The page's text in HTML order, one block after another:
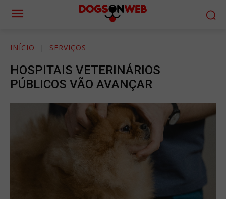
INÍCIO SERVIÇOS
HOSPITAIS VETERINÁRIOS
PÚBLICOS VÃO AVANÇAR